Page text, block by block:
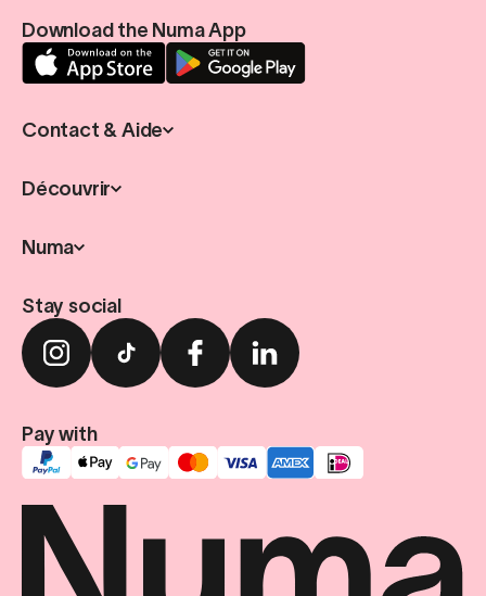
Download the Numa App
Contact & Aide
Découvrir
Numa
Stay social
Pay with